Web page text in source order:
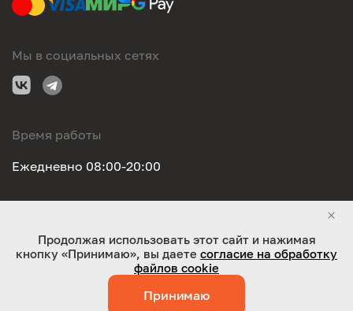
Мы в социальных сетях
Время работы
Ежедневно 08:00-20:00
ООО "Оригинал-сервис". Все права защищены 2026
Работает на технологиях:Jaky
Продолжая использовать этот сайт и нажимая
кнопку «Принимаю», вы даете согласие на обработку
файлов cookie
Принимаю